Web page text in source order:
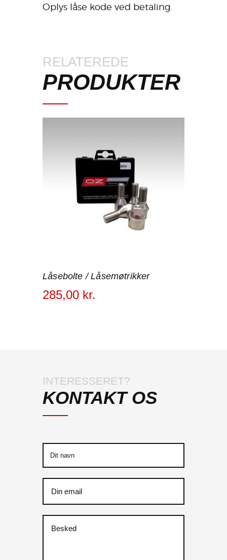
Oplys låse kode ved betaling.
RELATEREDE
PRODUKTER
Låsebolte / Låsemøtrikker
285,00 kr.
INTERESSERET?
KONTAKT OS